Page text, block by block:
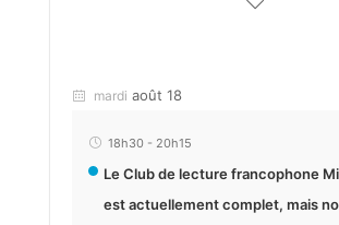
mardi août 18
18h30 - 20h15
Le Club de lecture francophone
est actuellement complet, mais